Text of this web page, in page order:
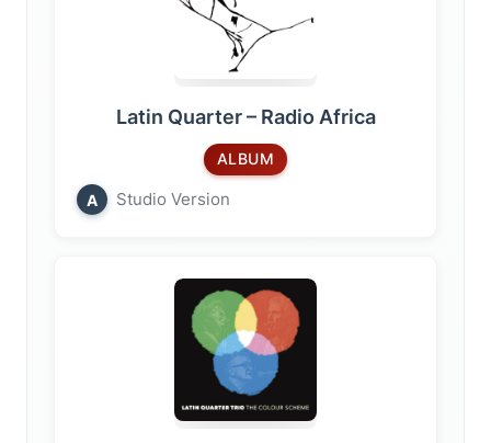
Latin Quarter – Radio Africa
ALBUM
A Studio Version